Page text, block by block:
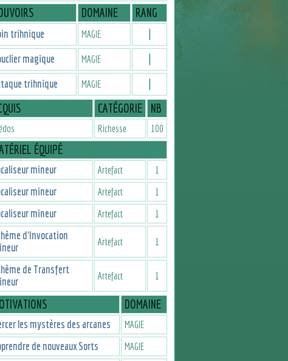
DOMAINE RANG
trihnique MAGIE I
magique MAGIE I
trihnique MAGIE I
CATÉGORIE NB
Richesse 100
ÉQUIPÉ
mineur Artefact 1
mineur Artefact 1
mineur Artefact 1
d'Invocation
Artefact 1
de Transfert
Artefact 1
DOMAINE
les mystères des arcanes MAGIE
de nouveaux Sorts MAGIE